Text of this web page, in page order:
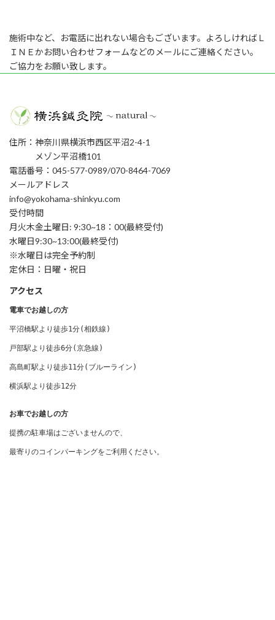
施術中など、お電話に出れない場合もございます。よろしければＬ
ＩＮＥかお問い合わせフォームなどのメールにご連絡ください。
ご協力をお願い致します。
住所：神奈川県横浜市西区平沼2-4-1
メゾン平沼橋101
電話番号：045-577-0989/070-8464-7069
メールアドレス
info@yokohama-shinkyu.com
受付時間
月火木金土曜日: 9:30~18：00(最終受付)
水曜日9:30~13:00(最終受付)
※水曜日は完全予約制
定休日：日曜・祝日
アクセス
電車でお越しの方
平沼橋駅より徒歩1分(相鉄線)
戸部駅より徒歩6分(京急線)
高島町駅より徒歩11分(ブルーライン)
横浜駅より徒歩12分
お車でお越しの方
提携の駐車場はございませんので、
最寄りのコインパーキングをご利用ください。